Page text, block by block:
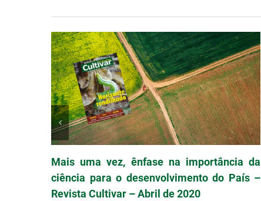
Mais uma vez, ênfase na importância da
ciência para o desenvolvimento do País –
Revista Cultivar – Abril de 2020